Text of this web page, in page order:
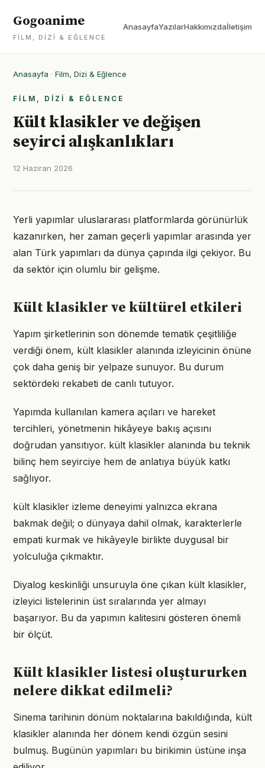
Gogoanime
FILM, DIZI & EĞLENCE
AnasayfaYazılarHakkımızdaİletişim
Anasayfa · Film, Dizi & Eğlence
FILM, DIZI & EĞLENCE
Kült klasikler ve değişen
seyirci alışkanlıkları
12 Haziran 2026
Yerli yapımlar uluslararası platformlarda görünürlük
kazanırken, her zaman geçerli yapımlar arasında yer
alan Türk yapımları da dünya çapında ilgi çekiyor. Bu
da sektör için olumlu bir gelişme.
Kült klasikler ve kültürel etkileri
Yapım şirketlerinin son dönemde tematik çeşitliliğe
verdiği önem, kült klasikler alanında izleyicinin önüne
çok daha geniş bir yelpaze sunuyor. Bu durum
sektördeki rekabeti de canlı tutuyor.
Yapımda kullanılan kamera açıları ve hareket
tercihleri, yönetmenin hikâyeye bakış açısını
doğrudan yansıtıyor. kült klasikler alanında bu teknik
bilinç hem seyirciye hem de anlatıya büyük katkı
sağlıyor.
kült klasikler izleme deneyimi yalnızca ekrana
bakmak değil; o dünyaya dahil olmak, karakterlerle
empati kurmak ve hikâyeyle birlikte duygusal bir
yolculuğa çıkmaktır.
Diyalog keskinliği unsuruyla öne çıkan kült klasikler,
izleyici listelerinin üst sıralarında yer almayı
başarıyor. Bu da yapımın kalitesini gösteren önemli
bir ölçüt.
Kült klasikler listesi oluştururken
nelere dikkat edilmeli?
Sinema tarihinin dönüm noktalarına bakıldığında, kült
klasikler alanında her dönem kendi özgün sesini
bulmuş. Bugünün yapımları bu birikimin üstüne inşa